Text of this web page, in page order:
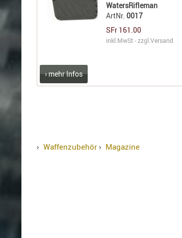
WatersRifleman
ArtNr.0017
SFr 161.00
inkl.MwSt - zzgl.Versand
› mehr Infos
› Waffenzubehör › Magazine